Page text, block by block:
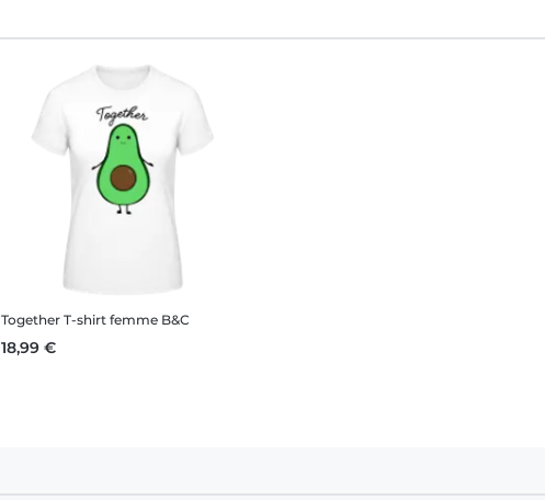
Together T-shirt femme B&C
18,99 €